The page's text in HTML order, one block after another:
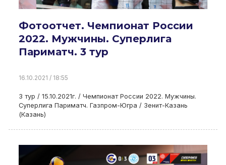
Фотоотчет. Чемпионат России
2022. Мужчины. Суперлига
Париматч. 3 тур
16.10.2021 / 18:55
3 тур / 15.10.2021г. / Чемпионат России 2022. Мужчины.
Суперлига Париматч. Газпром-Югра / Зенит-Казань
(Казань)